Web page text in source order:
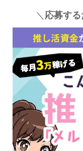
＼ 応募す